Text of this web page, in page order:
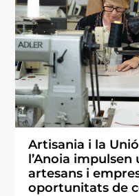
Artisania i la
l’Anoia
artesans i
oportunitats de